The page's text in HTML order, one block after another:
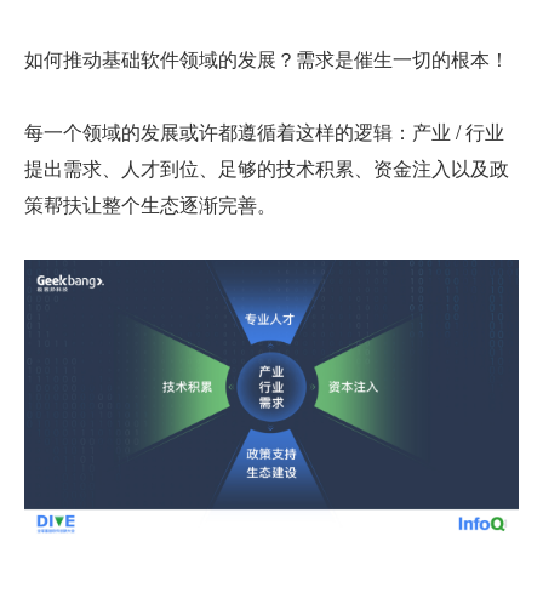
如何推动基础软件领域的发展？需求是催生一切的根本！
每一个领域的发展或许都遵循着这样的逻辑：产业 / 行业
提出需求、人才到位、足够的技术积累、资金注入以及政
策帮扶让整个生态逐渐完善。